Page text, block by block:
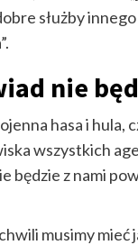
służby
nie
hasa i hula,
wszystkich
będzie z nami
musimy mieć